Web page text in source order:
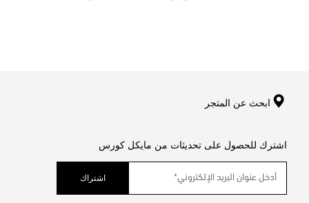
ابحث عن المتجر
اشترك للحصول على تحديثات من مايكل كورس
اشتراك